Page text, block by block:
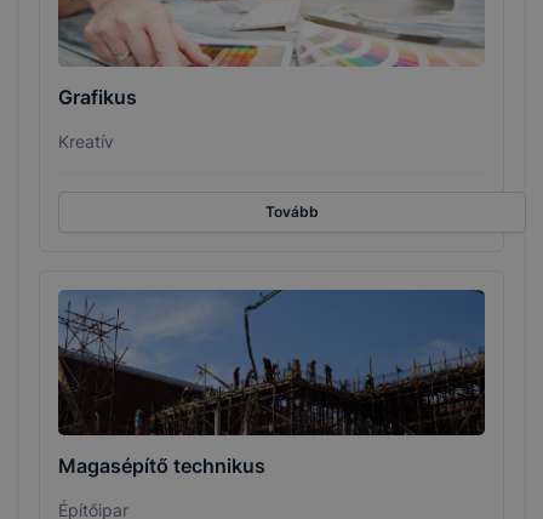
Grafikus
Kreatív
Tovább
Magasépítő technikus
Építőipar